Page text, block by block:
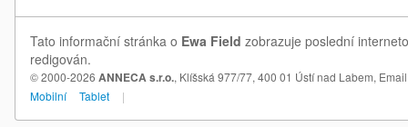
Tato informační stránka o Ewa Field zobrazuje poslední
redigován.
© 2000-2026 ANNECA s.r.o., Klíšská 977/77, 400 01 Ústí nad Labem,
Mobilní
Tablet |